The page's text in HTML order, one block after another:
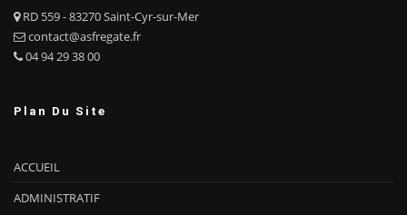
RD 559 - 83270 Saint-Cyr-sur-Mer
contact@asfregate.fr
04 94 29 38 00
Plan Du Site
ACCUEIL
ADMINISTRATIF